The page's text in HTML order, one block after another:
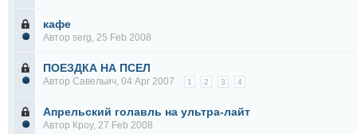
кафе
Автор serg, 25 Feb 2008
ПОЕЗДКА НА ПСЕЛ
Автор Савельич, 04 Apr 2007 1 2 3 4
Апрельский голавль на ультра-лайт
Автор Кроу, 27 Feb 2008